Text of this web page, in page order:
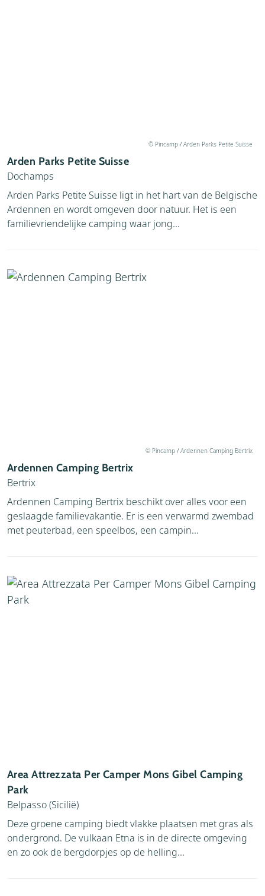
© Pincamp / Arden Parks Petite Suisse
Arden Parks Petite Suisse
Dochamps
Arden Parks Petite Suisse ligt in het hart van de Belgische
Ardennen en wordt omgeven door natuur. Het is een
familievriendelijke camping waar jong...
© Pincamp / Ardennen Camping Bertrix
Ardennen Camping Bertrix
Bertrix
Ardennen Camping Bertrix beschikt over alles voor een
geslaagde familievakantie. Er is een verwarmd zwembad
met peuterbad, een speelbos, een campin...
Area Attrezzata Per Camper Mons Gibel Camping
Park
Belpasso (Sicilië)
Deze groene camping biedt vlakke plaatsen met gras als
ondergrond. De vulkaan Etna is in de directe omgeving
en zo ook de bergdorpjes op de helling...